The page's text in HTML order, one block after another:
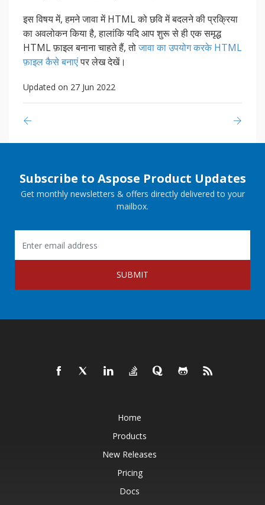
इस विषय में, हमने जावा में HTML को छवि में बदलने की प्रक्रिया
का अवलोकन किया है, हालांकि यदि आप शुरू से ही एक समृद्ध
HTML फ़ाइल बनाना चाहते हैं, तोजावा का उपयोग करके HTML
फ़ाइल कैसे बनाएंपर लेख देखें।
Updated on 27 Jun 2022
Subscribe to Aspose Product Updates
Get monthly newsletters & offers directly delivered to your
mailbox.
SUBMIT
Home
Products
New Releases
Pricing
Docs